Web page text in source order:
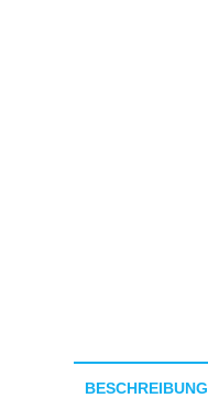
BESCHREIBUNG